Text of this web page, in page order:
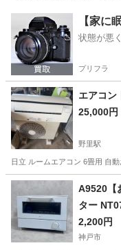
神崎郡 福崎駅
【家に
状態が悪
プリフラ
エアコン
25,000円
野里駅
日立 ルームエアコン 6畳用 自
兵庫 姫路市
A9520【
ター
2,200円
神戸市